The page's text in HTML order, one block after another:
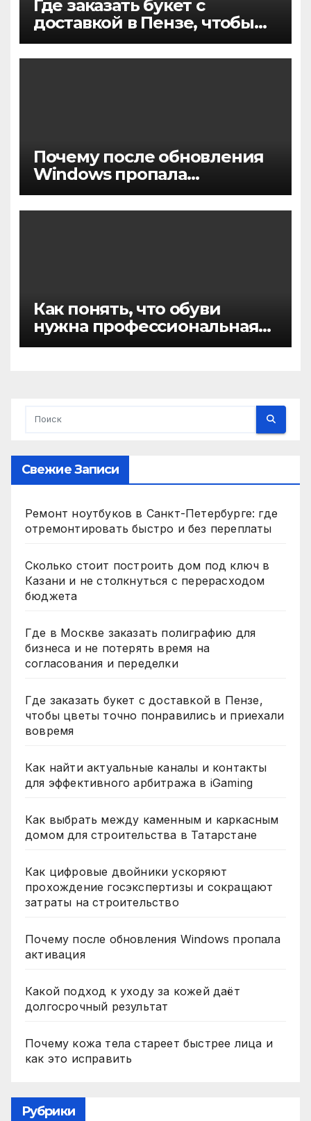
Где заказать букет с
доставкой в Пензе, чтобы
цветы точно понравились и
приехали вовремя
Почему после обновления
Windows пропала
активация
Как понять, что обуви
нужна профессиональная
химчистка, а не домашняя
Свежие Записи
Ремонт ноутбуков в Санкт-Петербурге: где
отремонтировать быстро и без переплаты
Сколько стоит построить дом под ключ в
Казани и не столкнуться с перерасходом
бюджета
Где в Москве заказать полиграфию для
бизнеса и не потерять время на
согласования и переделки
Где заказать букет с доставкой в Пензе,
чтобы цветы точно понравились и приехали
вовремя
Как найти актуальные каналы и контакты
для эффективного арбитража в iGaming
Как выбрать между каменным и каркасным
домом для строительства в Татарстане
Как цифровые двойники ускоряют
прохождение госэкспертизы и сокращают
затраты на строительство
Почему после обновления Windows пропала
активация
Какой подход к уходу за кожей даёт
долгосрочный результат
Почему кожа тела стареет быстрее лица и
как это исправить
Рубрики